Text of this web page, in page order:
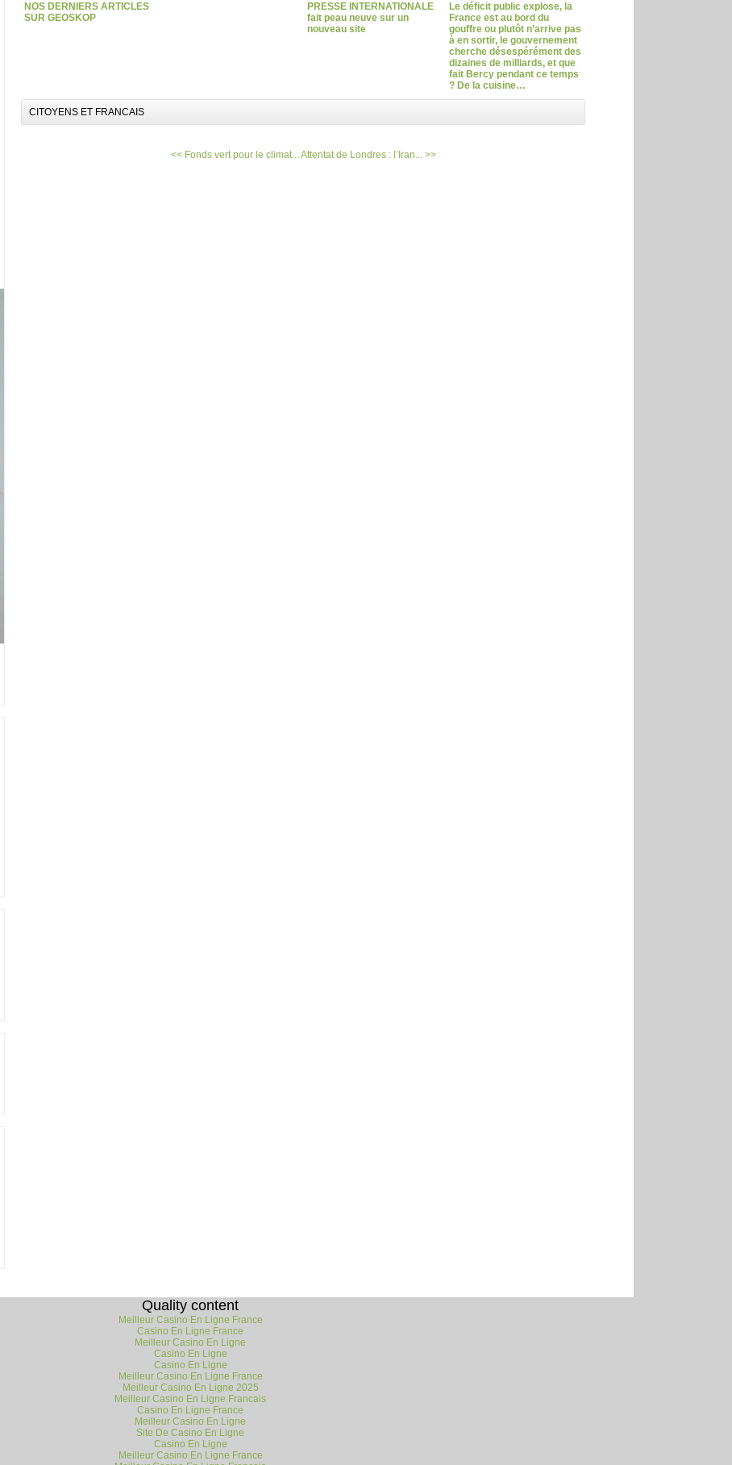
NOS DERNIERS ARTICLES
SUR GEOSKOP
PRESSE INTERNATIONALE
fait peau neuve sur un
nouveau site
Le déficit public explose, la
France est au bord du
gouffre ou plutôt n’arrive pas
à en sortir, le gouvernement
cherche désespérément des
dizaines de milliards, et que
fait Bercy pendant ce temps
? De la cuisine…
CITOYENS ET FRANCAIS
<< Fonds vert pour le climat...Attentat de Londres : l’Iran... >>
Quality content
Meilleur Casino En Ligne France
Casino En Ligne France
Meilleur Casino En Ligne
Casino En Ligne
Casino En Ligne
Meilleur Casino En Ligne France
Meilleur Casino En Ligne 2025
Meilleur Casino En Ligne Francais
Casino En Ligne France
Meilleur Casino En Ligne
Site De Casino En Ligne
Casino En Ligne
Meilleur Casino En Ligne France